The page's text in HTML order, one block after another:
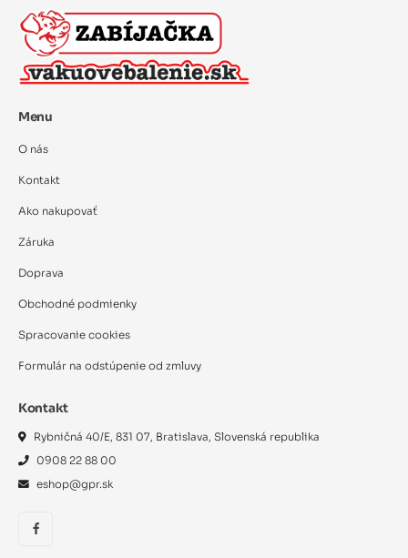
Menu
O nás
Kontakt
Ako nakupovať
Záruka
Doprava
Obchodné podmienky
Spracovanie cookies
Formulár na odstúpenie od zmluvy
Kontakt
Rybničná 40/E, 831 07, Bratislava, Slovenská republika
0908 22 88 00
eshop@gpr.sk